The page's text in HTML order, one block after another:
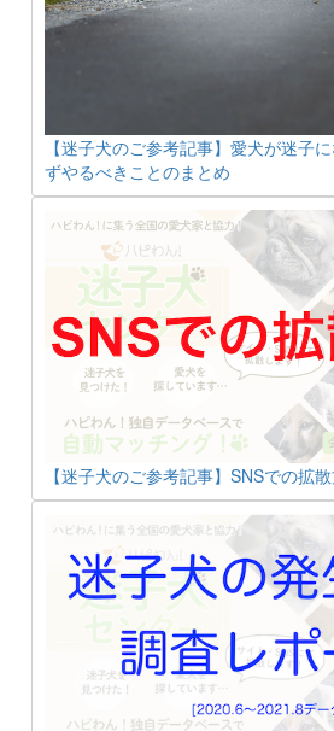
【迷子犬のご参考記事】愛犬が迷子
ずやるべきことのまとめ
【迷子犬のご参考記事】SNSでの拡